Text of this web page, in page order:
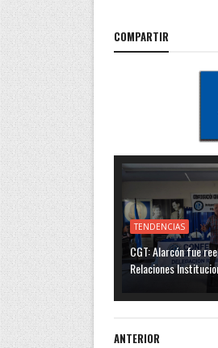
COMPARTIR
TENDENCIAS
CGT: Alarcón fue
Relaciones
ANTERIOR